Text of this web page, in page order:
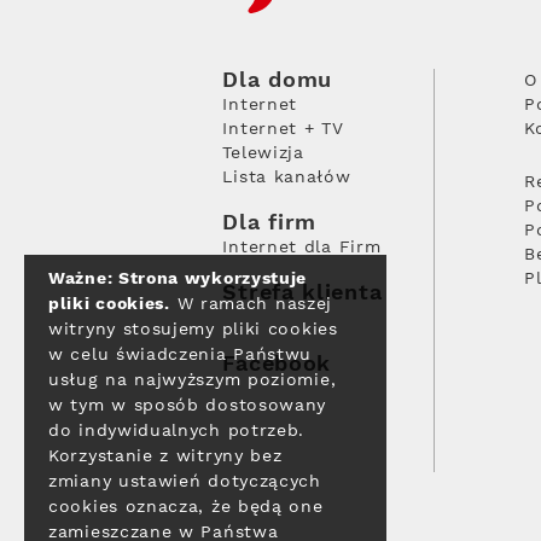
Dla domu
Internet
Internet + TV
Telewizja
Lista kanałów
Dla firm
Internet dla Firm
Strefa klienta
Facebook
Ważne: Strona wykorzystuje
pliki cookies. W ramach naszej
witryny stosujemy pliki cookies
w celu świadczenia Państwu
usług na najwyższym poziomie,
w tym w sposób dostosowany
do indywidualnych potrzeb.
Korzystanie z witryny bez
zmiany ustawień dotyczących
cookies oznacza, że będą one
zamieszczane w Państwa